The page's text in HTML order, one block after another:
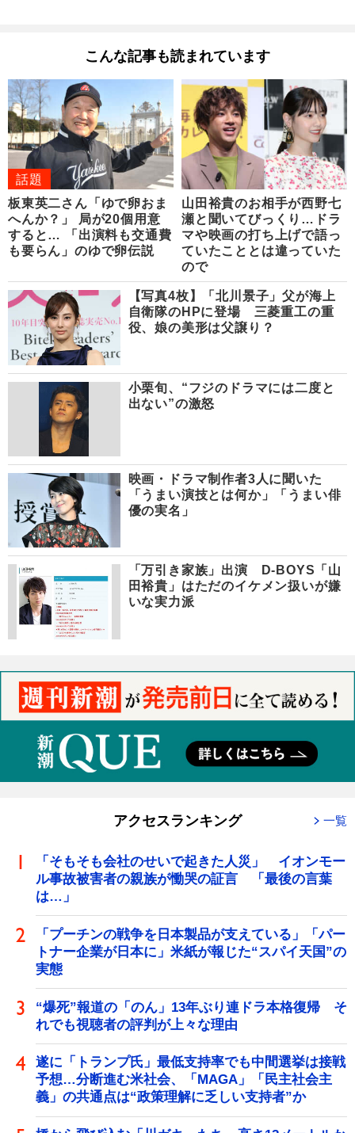
こんな記事も読まれています
話題
板東英二さん「ゆで卵おま
へんか？」 局が20個用意
すると… 「出演料も交通費
も要らん」のゆで卵伝説
山田裕貴のお相手が西野七
瀬と聞いてびっくり…ドラ
マや映画の打ち上げで語っ
ていたこととは違っていた
ので
【写真4枚】「北川景子」父が海上
自衛隊のHPに登場 三菱重工の重
役、娘の美形は父譲り？
小栗旬、“フジのドラマには二度と
出ない”の激怒
映画・ドラマ制作者3人に聞いた
「うまい演技とは何か」「うまい俳
優の実名」
「万引き家族」出演 D-BOYS「山
田裕貴」はただのイケメン扱いが嫌
いな実力派
アクセスランキング 一覧
「そもそも会社のせいで起きた人災」 イオンモー
ル事故被害者の親族が慟哭の証言 「最後の言葉
は…」
「プーチンの戦争を日本製品が支えている」「パー
トナー企業が日本に」米紙が報じた“スパイ天国”の
実態
“爆死”報道の「のん」13年ぶり連ドラ本格復帰 そ
れでも視聴者の評判が上々な理由
遂に「トランプ氏」最低支持率でも中間選挙は接戦
予想…分断進む米社会、「MAGA」「民主社会主
義」の共通点は“政策理解に乏しい支持者”か